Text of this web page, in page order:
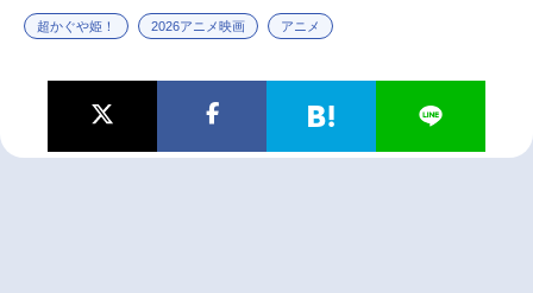
超かぐや姫！ 2026アニメ映画 アニメ